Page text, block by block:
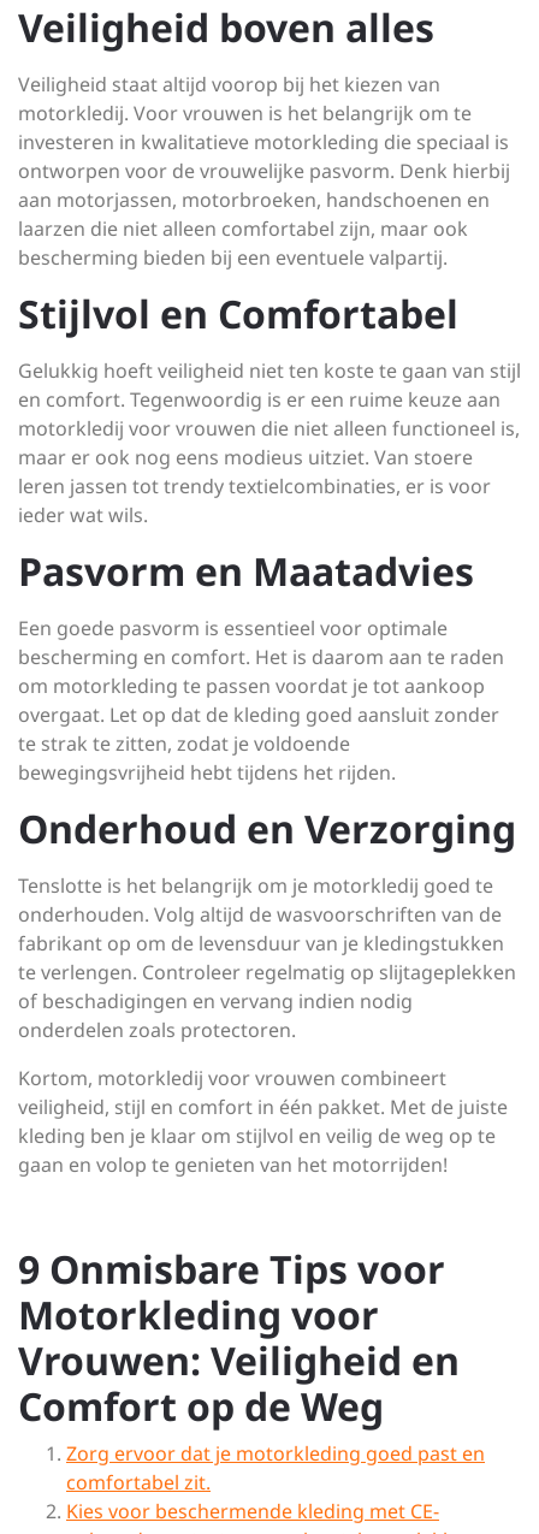
Veiligheid boven alles
Veiligheid staat altijd voorop bij het kiezen van
motorkledij. Voor vrouwen is het belangrijk om te
investeren in kwalitatieve motorkleding die speciaal is
ontworpen voor de vrouwelijke pasvorm. Denk hierbij
aan motorjassen, motorbroeken, handschoenen en
laarzen die niet alleen comfortabel zijn, maar ook
bescherming bieden bij een eventuele valpartij.
Stijlvol en Comfortabel
Gelukkig hoeft veiligheid niet ten koste te gaan van stijl
en comfort. Tegenwoordig is er een ruime keuze aan
motorkledij voor vrouwen die niet alleen functioneel is,
maar er ook nog eens modieus uitziet. Van stoere
leren jassen tot trendy textielcombinaties, er is voor
ieder wat wils.
Pasvorm en Maatadvies
Een goede pasvorm is essentieel voor optimale
bescherming en comfort. Het is daarom aan te raden
om motorkleding te passen voordat je tot aankoop
overgaat. Let op dat de kleding goed aansluit zonder
te strak te zitten, zodat je voldoende
bewegingsvrijheid hebt tijdens het rijden.
Onderhoud en Verzorging
Tenslotte is het belangrijk om je motorkledij goed te
onderhouden. Volg altijd de wasvoorschriften van de
fabrikant op om de levensduur van je kledingstukken
te verlengen. Controleer regelmatig op slijtageplekken
of beschadigingen en vervang indien nodig
onderdelen zoals protectoren.
Kortom, motorkledij voor vrouwen combineert
veiligheid, stijl en comfort in één pakket. Met de juiste
kleding ben je klaar om stijlvol en veilig de weg op te
gaan en volop te genieten van het motorrijden!
9 Onmisbare Tips voor
Motorkleding voor
Vrouwen: Veiligheid en
Comfort op de Weg
Zorg ervoor dat je motorkleding goed past en
comfortabel zit.
Kies voor beschermende kleding met CE-